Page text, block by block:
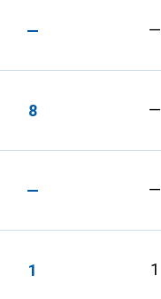
— —
8 —
— —
1 1